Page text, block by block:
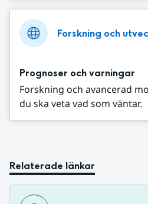
Forskning och
Prognoser och varningar
Forskning och avancerad
du ska veta vad som väntar.
Relaterade länkar